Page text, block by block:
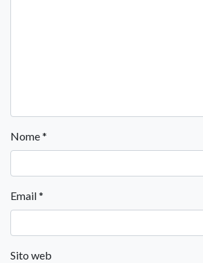
Nome*
Email*
Sito web